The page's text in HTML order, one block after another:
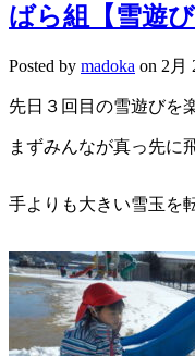
ばら組【雪遊び
Posted by madoka on 2月
先日３回目の雪遊びを
まずみんなが真っ先に
手よりも大きい雪玉を